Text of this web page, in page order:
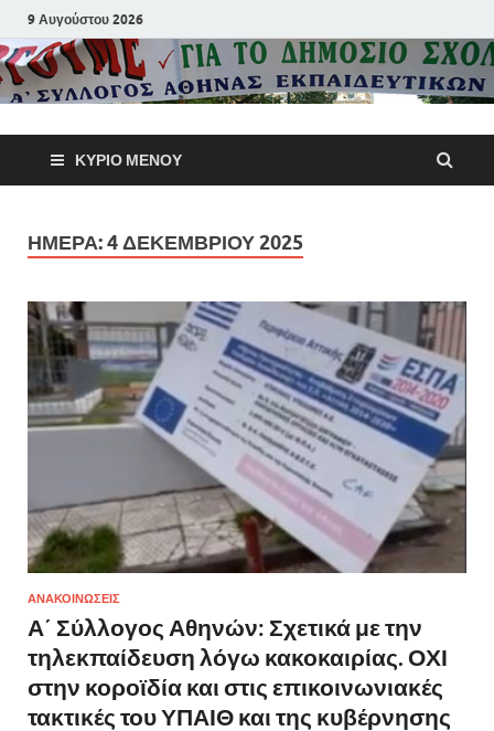
9 Αυγούστου 2026
Α΄
Αθηνών
Π.Ε.
ΚΎΡΙΟ ΜΕΝΟΎ
ΗΜΈΡΑ:4 ΔΕΚΕΜΒΡΊΟΥ 2025
ΑΝΑΚΟΙΝΩΣΕΙΣ
Α΄ Σύλλογος Αθηνών: Σχετικά με την
τηλεκπαίδευση λόγω κακοκαιρίας. ΟΧΙ
στην κοροϊδία και στις επικοινωνιακές
τακτικές του ΥΠΑΙΘ και της κυβέρνησης